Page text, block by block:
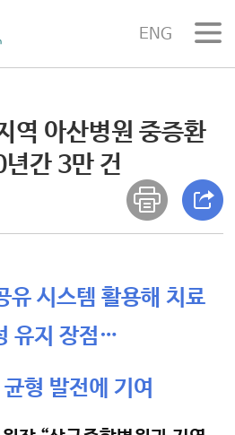
ENG
역 아산병원 중증환
간 3만 건
유 시스템 활용해 치료
유지 장점…
형 발전에 기여